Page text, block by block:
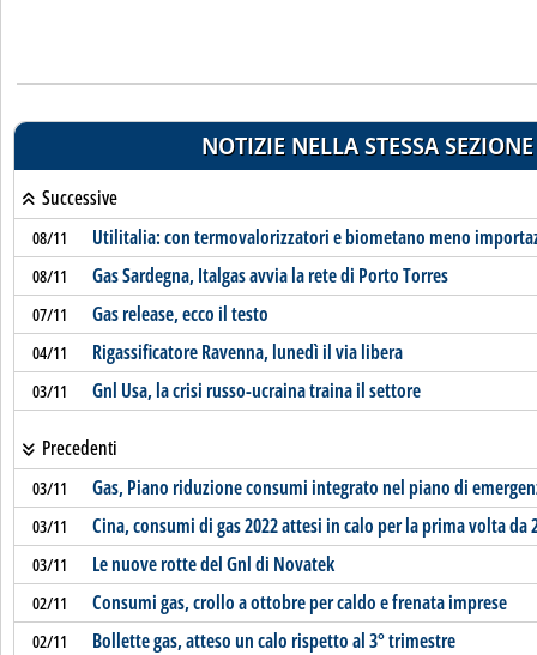
NOTIZIE NELLA STESSA SEZIONE
Successive
08/11 Utilitalia: con termovalorizzatori e biometano meno
08/11 Gas Sardegna, Italgas avvia la rete di Porto Torres
07/11 Gas release, ecco il testo
04/11 Rigassificatore Ravenna, lunedì il via libera
03/11 Gnl Usa, la crisi russo-ucraina traina il settore
Precedenti
03/11 Gas, Piano riduzione consumi integrato nel piano di
03/11 Cina, consumi di gas 2022 attesi in calo per la prima volta da
03/11 Le nuove rotte del Gnl di Novatek
02/11 Consumi gas, crollo a ottobre per caldo e frenata imprese
02/11 Bollette gas, atteso un calo rispetto al 3° trimestre